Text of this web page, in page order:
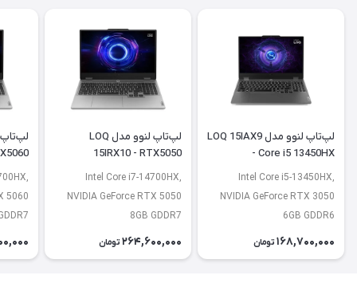
لپ‌تاپ لنوو مدل LOQ 15IAX9
- Core i5 13450HX
Intel Core i5-13450HX,
NVIDIA GeForce RTX 3050
6GB GDDR6
168,700,000 تومان
لپ‌تاپ لنوو مدل LOQ
15IRX10 - RTX5050
Intel Core i7-14700HX,
NVIDIA GeForce RTX 5050
8GB GDDR7
264,600,000 تومان
5060